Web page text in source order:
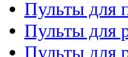
Пульты для
Пульты для
Пульты для